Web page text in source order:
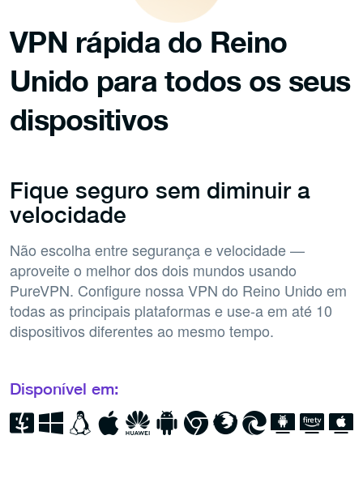
VPN rápida do Reino
Unido paratodos os seus
dispositivos
Fique seguro sem diminuir a
velocidade
Não escolha entre segurança e velocidade —
aproveite o melhor dos dois mundos usando
PureVPN. Configure nossa VPN do Reino Unido em
todas as principais plataformas e use-a em até 10
dispositivos diferentes ao mesmo tempo.
Disponível em: